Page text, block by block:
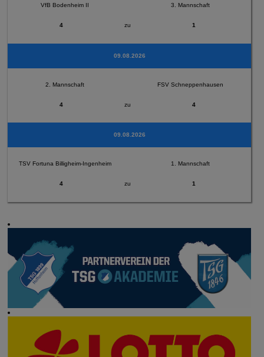
VfB Bodenheim II 3. Mannschaft
4 zu 1
09.08.2026
2. Mannschaft FSV Schneppenhausen
4 zu 4
09.08.2026
TSV Fortuna Billigheim-Ingenheim 1. Mannschaft
4 zu 1